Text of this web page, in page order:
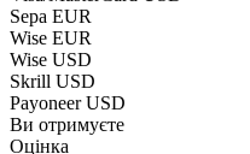
Sepa EUR
Wise EUR
Wise USD
Skrill USD
Payoneer USD
Ви отримуєте
Оцінка